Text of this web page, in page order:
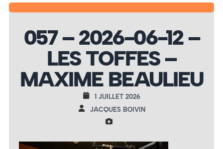
057 – 2026-06-12 –
LES TOFFES –
MAXIME BEAULIEU
1 JUILLET 2026
JACQUES BOIVIN